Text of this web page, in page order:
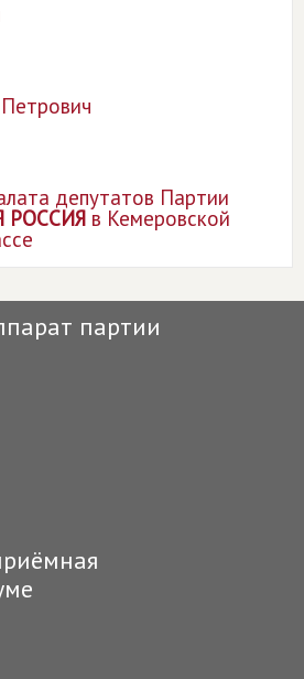
депутатов Партии
РОССИЯв Кемеровской
партии